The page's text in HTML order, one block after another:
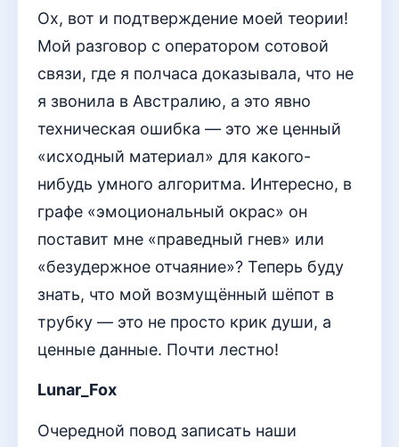
Ох, вот и подтверждение моей теории!
Мой разговор с оператором сотовой
связи, где я полчаса доказывала, что не
я звонила в Австралию, а это явно
техническая ошибка — это же ценный
«исходный материал» для какого-
нибудь умного алгоритма. Интересно, в
графе «эмоциональный окрас» он
поставит мне «праведный гнев» или
«безудержное отчаяние»? Теперь буду
знать, что мой возмущённый шёпот в
трубку — это не просто крик души, а
ценные данные. Почти лестно!
Lunar_Fox
Очередной повод записать наши